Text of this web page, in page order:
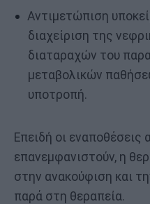
Αντιμετώπιση
διαχείριση της
διαταραχών του
μεταβολικών
υποτροπή.
Επειδή οι εναποθέσεις
επανεμφανιστούν, η
στην ανακούφιση και
παρά στη θεραπεία.